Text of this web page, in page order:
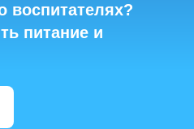
воспитателях?
питание и